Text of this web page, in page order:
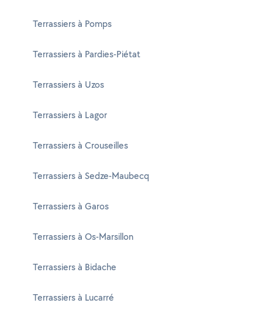
Terrassiers à Pomps
Terrassiers à Pardies-Piétat
Terrassiers à Uzos
Terrassiers à Lagor
Terrassiers à Crouseilles
Terrassiers à Sedze-Maubecq
Terrassiers à Garos
Terrassiers à Os-Marsillon
Terrassiers à Bidache
Terrassiers à Lucarré